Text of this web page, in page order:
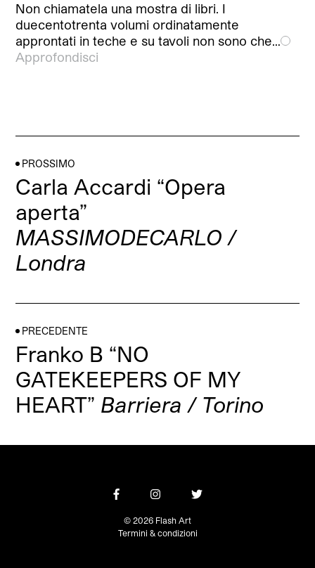
Non chiamatela una mostra di libri. I
duecentotrenta volumi ordinatamente
approntati in teche e su tavoli non sono che…
Approfondisci
PROSSIMO
Carla Accardi “Opera
aperta”
MASSIMODECARLO /
Londra
PRECEDENTE
Franko B “NO
GATEKEEPERS OF MY
HEART” Barriera / Torino
© 2026 Flash Art
Termini & condizioni